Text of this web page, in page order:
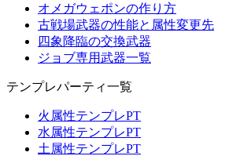
オメガウェポンの作り方
古戦場武器の性能と属性変更先
四象降臨の交換武器
ジョブ専用武器一覧
テンプレパーティ一覧
火属性テンプレPT
水属性テンプレPT
土属性テンプレPT